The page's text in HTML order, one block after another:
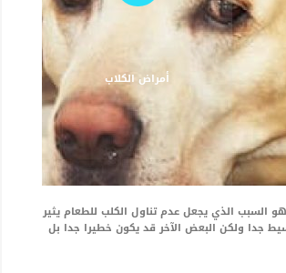
أمراض الكلاب
السبب الذي يجعل عدم تناول الكلب للطعام يثير
جدا ولكن البعض الآخر قد يكون خطيرا جدا بل